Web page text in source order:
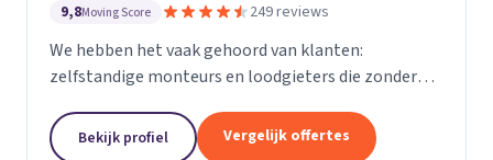
9,8Moving Score 249 reviews
We hebben het vaak gehoord van klanten:
zelfstandige monteurs en loodgieters die zonder
rioolprobleem complexer bleek te zijn dan gedacht.
Bekijk profiel Vergelijk offertes